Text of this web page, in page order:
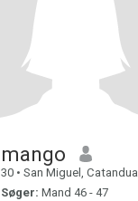
mango
30 • San Miguel, Catanduanes, Filippinerne
Søger: Mand 46 - 47